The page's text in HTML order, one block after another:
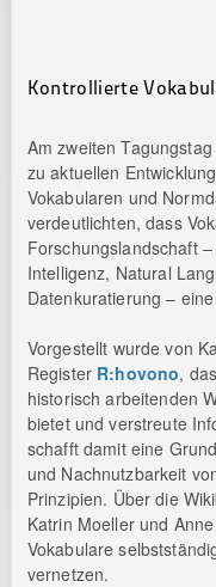
Kontrollierte
Am zweiten
zu aktuellen
Vokabularen und
verdeutlichten, dass
Forschungslandschaft
Intelligenz, Natural
Datenkuratierung –
Vorgestellt wurde von
Register R:hovono,
historisch arbeitenden
bietet und verstreute
schafft damit eine
und Nachnutzbarkeit
Prinzipien. Über die
Katrin Moeller und
Vokabulare
vernetzen.